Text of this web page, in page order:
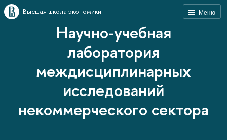
Меню
Высшая школа экономики
Научно-учебная
лаборатория
междисциплинарных
исследований
некоммерческого сектора